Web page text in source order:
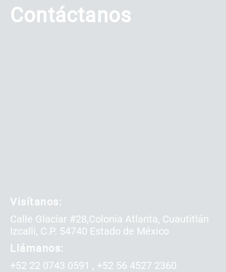
Contáctanos
Visítanos:
Calle Glaciar #28,Colonia Atlanta, Cuautitlán
Izcalli, C.P. 54740 Estado de México
Llámanos:
+52 22 0743 0591 , +52 56 4527 2360